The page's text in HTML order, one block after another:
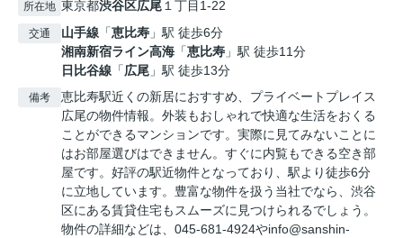
所在地 東京都渋谷区広尾１丁目1-22
交通 山手線 「恵比寿 」駅 徒歩6分
湘南新宿ライン高海 「恵比寿 」駅 徒歩11分
日比谷線 「広尾 」駅 徒歩13分
備考
恵比寿駅近くの新居におすすめ、プライベートプレイス
広尾の物件情報。外装もおしゃれで快適な生活をおくる
ことができるマンションです。実際に見てみないことに
はお部屋選びはできません。すぐに内覧もできる空き部
屋です。好評の駅近物件となっており、駅より徒歩6分
に立地しています。豊富な物件を扱う当社でなら、渋谷
区にある賃貸住宅もスムーズに見つけられるでしょう。
物件の詳細などは、045-681-4924やinfo@sanshin-